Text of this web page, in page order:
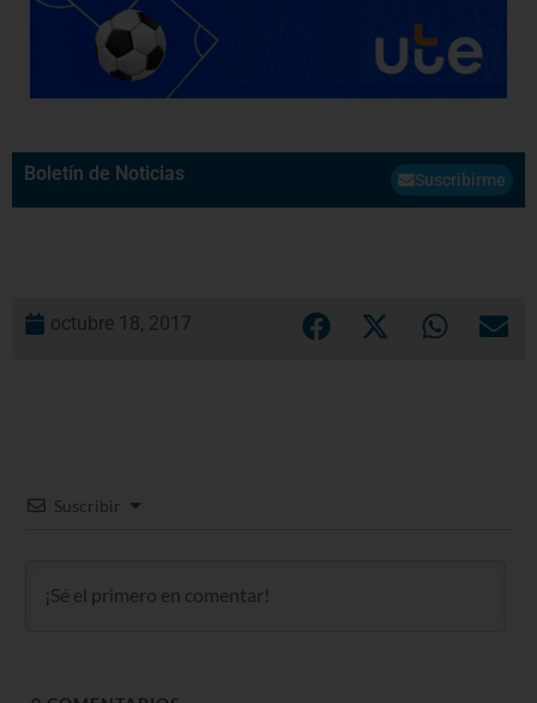
Boletín de Noticias Suscribirme
octubre 18, 2017
Suscribir